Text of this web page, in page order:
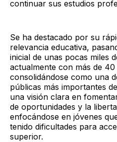
continuar sus estudios
Se ha destacado por su
relevancia educativa,
inicial de unas pocas miles
actualmente con más de
consolidándose como una
públicas más importantes
una visión clara en
de oportunidades y la
enfocándose en jóvenes
tenido dificultades para
superior.